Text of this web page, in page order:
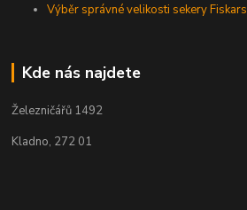
Výběr správné velikosti sekery Fiskars
Kde nás najdete
Železničářů 1492
Kladno, 272 01